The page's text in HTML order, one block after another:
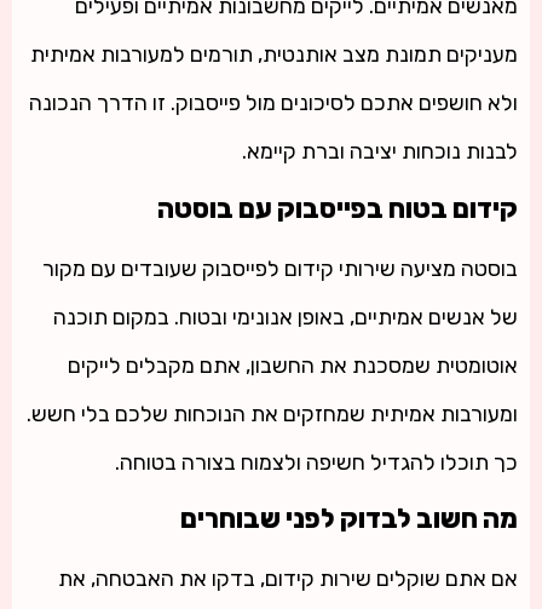
מאנשים אמיתיים. לייקים מחשבונות אמיתיים ופעילים
מעניקים תמונת מצב אותנטית, תורמים למעורבות אמיתית
ולא חושפים אתכם לסיכונים מול פייסבוק. זו הדרך הנכונה
לבנות נוכחות יציבה וברת קיימא.
קידום בטוח בפייסבוק עם בוסטה
בוסטה מציעה שירותי קידום לפייסבוק שעובדים עם מקור
של אנשים אמיתיים, באופן אנונימי ובטוח. במקום תוכנה
אוטומטית שמסכנת את החשבון, אתם מקבלים לייקים
ומעורבות אמיתית שמחזקים את הנוכחות שלכם בלי חשש.
כך תוכלו להגדיל חשיפה ולצמוח בצורה בטוחה.
מה חשוב לבדוק לפני שבוחרים
אם אתם שוקלים שירות קידום, בדקו את האבטחה, את